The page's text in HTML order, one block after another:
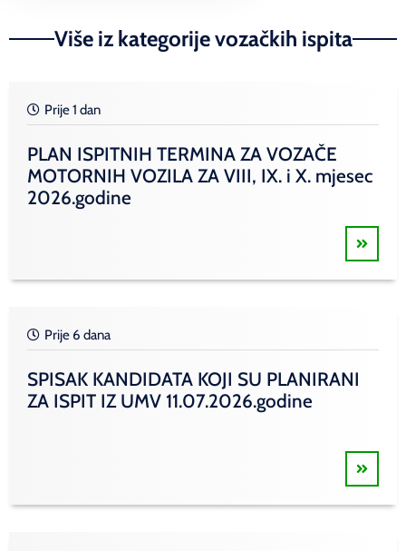
Više iz kategorije vozačkih ispita
Prije 1 dan
PLAN ISPITNIH TERMINA ZA VOZAČE
MOTORNIH VOZILA ZA VIII, IX. i X. mjesec
2026.godine
Prije 6 dana
SPISAK KANDIDATA KOJI SU PLANIRANI
ZA ISPIT IZ UMV 11.07.2026.godine